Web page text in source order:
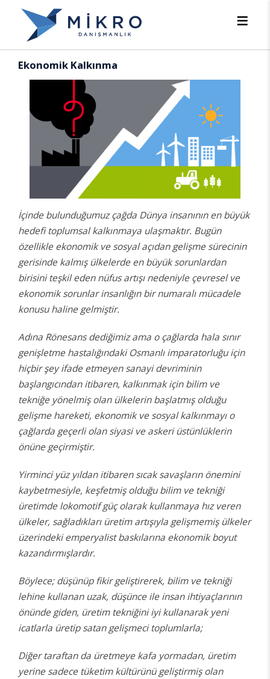
Ekonomik Kalkınma
İçinde bulunduğumuz çağda Dünya insanının en büyük
hedefi toplumsal kalkınmaya ulaşmaktır. Bugün
özellikle ekonomik ve sosyal açıdan gelişme sürecinin
gerisinde kalmış ülkelerde en büyük sorunlardan
birisini teşkil eden nüfus artışı nedeniyle çevresel ve
ekonomik sorunlar insanlığın bir numaralı mücadele
konusu haline gelmiştir.
Adına Rönesans dediğimiz ama o çağlarda hala sınır
genişletme hastalığındaki Osmanlı imparatorluğu için
hiçbir şey ifade etmeyen sanayi devriminin
başlangıcından itibaren, kalkınmak için bilim ve
tekniğe yönelmiş olan ülkelerin başlatmış olduğu
gelişme hareketi, ekonomik ve sosyal kalkınmayı o
çağlarda geçerli olan siyasi ve askeri üstünlüklerin
önüne geçirmiştir.
Yirminci yüz yıldan itibaren sıcak savaşların önemini
kaybetmesiyle, keşfetmiş olduğu bilim ve tekniği
üretimde lokomotif güç olarak kullanmaya hız veren
ülkeler, sağladıkları üretim artışıyla gelişmemiş ülkeler
üzerindeki emperyalist baskılarına ekonomik boyut
kazandırmışlardır.
Böylece; düşünüp fikir geliştirerek, bilim ve tekniği
lehine kullanan uzak, düşünce ile insan ihtiyaçlarının
önünde giden, üretim tekniğini iyi kullanarak yeni
icatlarla üretip satan gelişmeci toplumlarla;
Diğer taraftan da üretmeye kafa yormadan, üretim
yerine sadece tüketim kültürünü geliştirmiş olan